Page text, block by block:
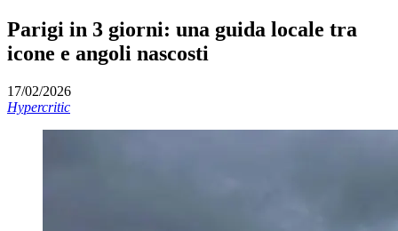
Parigi in 3 giorni: una guida locale tra
icone e angoli nascosti
17/02/2026
Hypercritic